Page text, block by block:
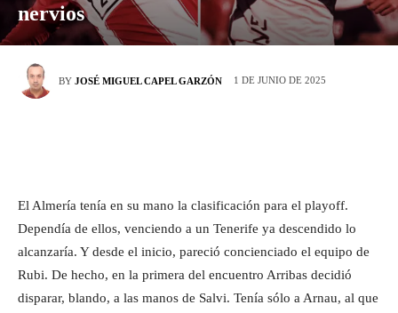
nervios
BY JOSÉ MIGUEL CAPEL GARZÓN 1 DE JUNIO DE 2025
El Almería tenía en su mano la clasificación para el playoff.
Dependía de ellos, venciendo a un Tenerife ya descendido lo
alcanzaría. Y desde el inicio, pareció concienciado el equipo de
Rubi. De hecho, en la primera del encuentro Arribas decidió
disparar, blando, a las manos de Salvi. Tenía sólo a Arnau, al que